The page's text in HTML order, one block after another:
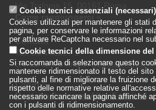
Via Torlonia 15, 00161 Roma
Come raggiungerci
»
Contatti
Tel: 06.442597.1
E-mail istituzionale:
Login»
Registrazione per Albo Fornitori »
Cookie tecnici essenziali (necessari)
Cookies utilizzati per mantenere gli stati
pagina, per conservare le informazioni
per attivare ReCaptcha necessario nel
Cookie tecnici della dimensione del
Si raccomanda di selezionare questo
mantenere ridimensionato il testo del
pulsanti, al fine di migliorare la fruizione
rispetto delle normative relative
necessario ricaricare la pagina affinché
con i pulsanti di ridimensionamento.